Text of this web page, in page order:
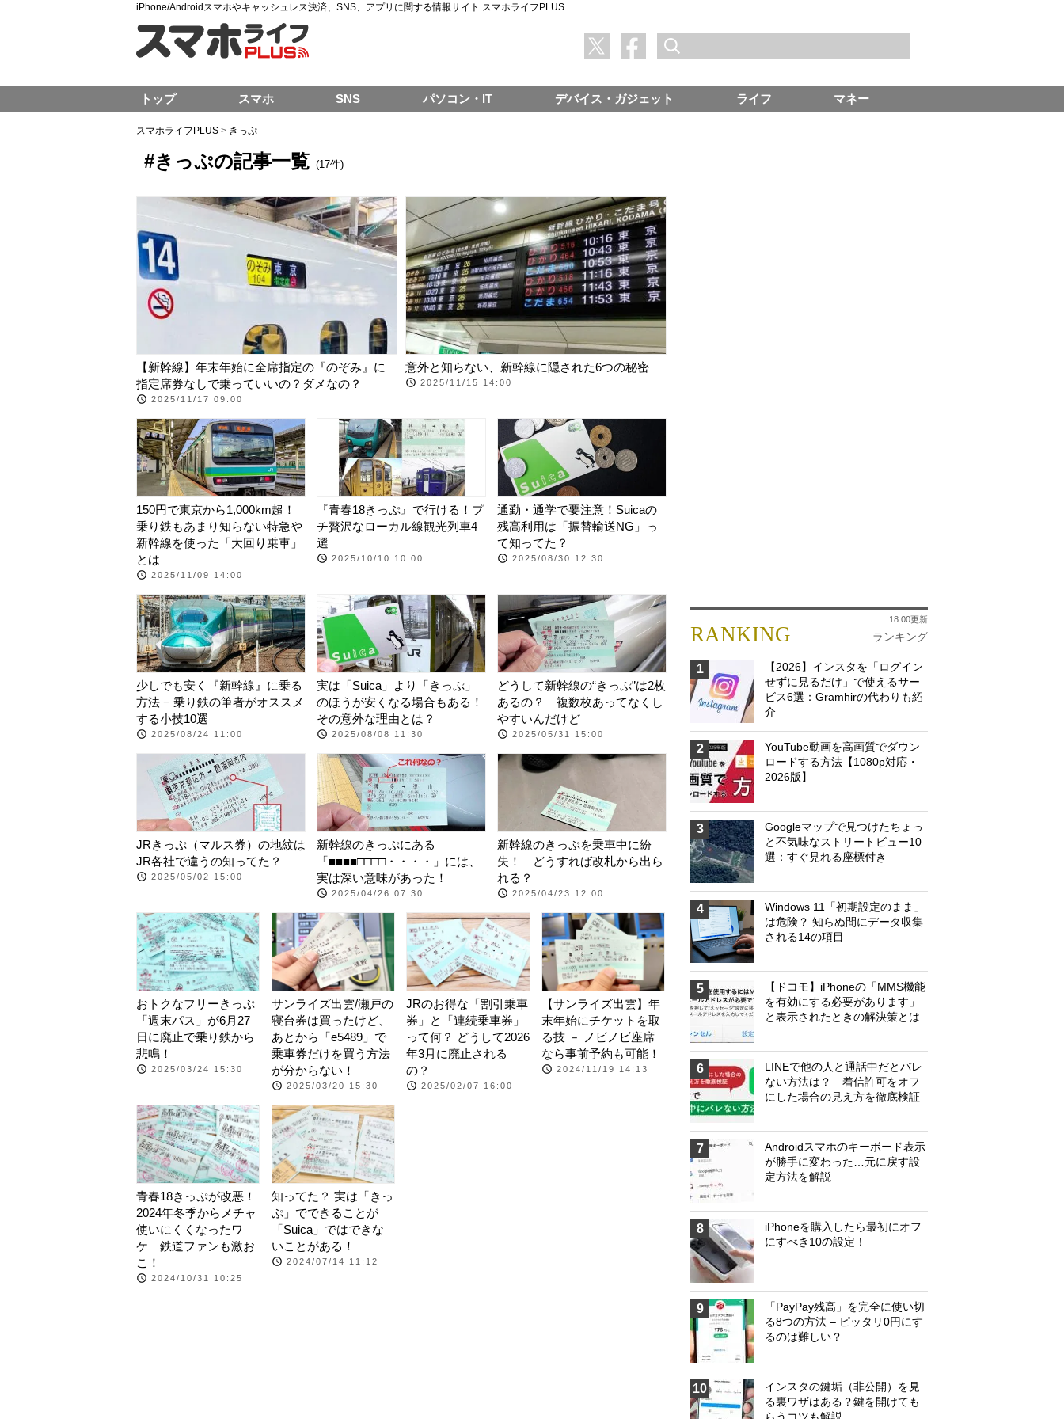
iPhone/Androidスマホやキャッシュレス決済、SNS、アプリに関する情報サイト スマホライフPLUS
スマホライフPLUS > きっぷ
#きっぷの記事一覧 (17件)
【新幹線】年末年始に全席指定の『のぞみ』に
指定席券なしで乗っていいの？ダメなの？
2025/11/17 09:00
意外と知らない、新幹線に隠された6つの秘密
2025/11/15 14:00
150円で東京から1,000km超！
乗り鉄もあまり知らない特急や
新幹線を使った「大回り乗車」
とは
2025/11/09 14:00
『青春18きっぷ』で行ける！プ
チ贅沢なローカル線観光列車4
選
2025/10/10 10:00
通勤・通学で要注意！Suicaの
残高利用は「振替輸送NG」っ
て知ってた？
2025/08/30 12:30
少しでも安く『新幹線』に乗る
方法 − 乗り鉄の筆者がオススメ
する小技10選
2025/08/24 11:00
実は「Suica」より「きっぷ」
のほうが安くなる場合もある！
その意外な理由とは？
2025/08/08 11:30
どうして新幹線の“きっぷ”は2枚
あるの？ 複数枚あってなくし
やすいんだけど
2025/05/31 15:00
JRきっぷ（マルス券）の地紋は
JR各社で違うの知ってた？
2025/05/02 15:00
新幹線のきっぷにある
「■■■■□□□□・・・・」には、
実は深い意味があった！
2025/04/26 07:30
新幹線のきっぷを乗車中に紛
失！ どうすれば改札から出ら
れる？
2025/04/23 12:00
おトクなフリーきっぷ
「週末パス」が6月27
日に廃止で乗り鉄から
悲鳴！
2025/03/24 15:30
サンライズ出雲/瀬戸の
寝台券は買ったけど、
あとから「e5489」で
乗車券だけを買う方法
が分からない！
2025/03/20 15:30
JRのお得な「割引乗車
券」と「連続乗車券」
って何？ どうして2026
年3月に廃止される
の？
2025/02/07 16:00
【サンライズ出雲】年
末年始にチケットを取
る技 － ノビノビ座席
なら事前予約も可能！
2024/11/19 14:13
青春18きっぷが改悪！
2024年冬季からメチャ
使いにくくなったワ
ケ 鉄道ファンも激お
こ！
2024/10/31 10:25
知ってた？ 実は「きっ
ぷ」でできることが
「Suica」ではできな
いことがある！
2024/07/14 11:12
RANKING ランキング
18:00更新
1
【2026】インスタを「ログイン
せずに見るだけ」で使えるサー
ビス6選：Gramhirの代わりも紹
介
2
YouTube動画を高画質でダウン
ロードする方法【1080p対応・
2026版】
3
Googleマップで見つけたちょっ
と不気味なストリートビュー10
選：すぐ見れる座標付き
4
Windows 11「初期設定のまま」
は危険？ 知らぬ間にデータ収集
される14の項目
5
【ドコモ】iPhoneの「MMS機能
を有効にする必要があります」
と表示されたときの解決策とは
6
LINEで他の人と通話中だとバレ
ない方法は？ 着信許可をオフ
にした場合の見え方を徹底検証
7
Androidスマホのキーボード表示
が勝手に変わった…元に戻す設
定方法を解説
8
iPhoneを購入したら最初にオフ
にすべき10の設定！
9
「PayPay残高」を完全に使い切
る8つの方法 – ピッタリ0円にす
るのは難しい？
10
インスタの鍵垢（非公開）を見
る裏ワザはある？鍵を開けても
トップ スマホ SNS パソコン・IT デバイス・ガジェット ライフ マネー